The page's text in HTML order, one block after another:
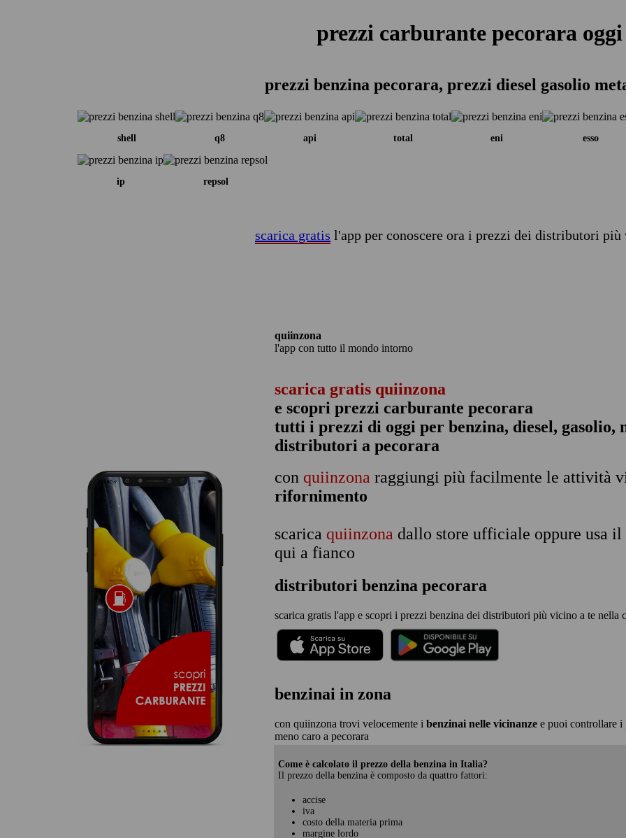
prezzi carburante pecorara oggi
prezzi benzina pecorara, prezzi diesel gasolio
shell q8 api total eni esso
ip repsol
scarica gratis l'app per conoscere ora i prezzi dei distributori più
quiinzona
l'app con tutto il mondo intorno
scarica gratis quiinzona
e scopri prezzi carburante pecorara
tutti i prezzi di oggi per benzina, diesel, gasolio,
distributori a pecorara
con quiinzona raggiungi più facilmente le attività
rifornimento
scarica quiinzona dallo store ufficiale oppure usa il
qui a fianco
distributori benzina pecorara
scarica gratis l'app e scopri i prezzi benzina dei distributori più vicino a te nella
benzinai in zona
con quiinzona trovi velocemente i benzinai nelle vicinanze e puoi controllare i
meno caro a pecorara
Come è calcolato il prezzo della benzina in Italia?
Il prezzo della benzina è composto da quattro fattori:
accise
iva
costo della materia prima
margine lordo